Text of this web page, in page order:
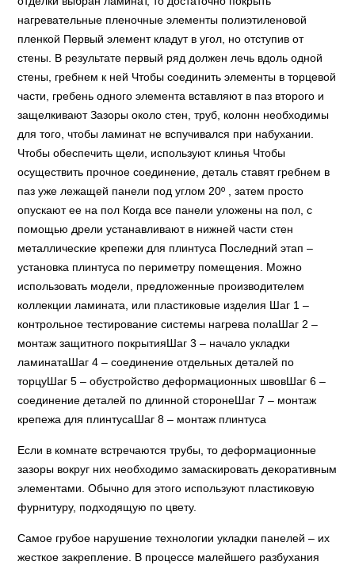
нагревательные пленочные элементы полиэтиленовой
пленкой Первый элемент кладут в угол, но отступив от
стены. В результате первый ряд должен лечь вдоль одной
стены, гребнем к ней Чтобы соединить элементы в торцевой
части, гребень одного элемента вставляют в паз второго и
защелкивают Зазоры около стен, труб, колонн необходимы
для того, чтобы ламинат не вспучивался при набухании.
Чтобы обеспечить щели, используют клинья Чтобы
осуществить прочное соединение, деталь ставят гребнем в
паз уже лежащей панели под углом 20º , затем просто
опускают ее на пол Когда все панели уложены на пол, с
помощью дрели устанавливают в нижней части стен
металлические крепежи для плинтуса Последний этап –
установка плинтуса по периметру помещения. Можно
использовать модели, предложенные производителем
коллекции ламината, или пластиковые изделия Шаг 1 –
контрольное тестирование системы нагрева полаШаг 2 –
монтаж защитного покрытияШаг 3 – начало укладки
ламинатаШаг 4 – соединение отдельных деталей по
торцуШаг 5 – обустройство деформационных швовШаг 6 –
соединение деталей по длинной сторонеШаг 7 – монтаж
крепежа для плинтусаШаг 8 – монтаж плинтуса
Если в комнате встречаются трубы, то деформационные
зазоры вокруг них необходимо замаскировать декоративным
элементами. Обычно для этого используют пластиковую
фурнитуру, подходящую по цвету.
Самое грубое нарушение технологии укладки панелей – их
жесткое закрепление. В процессе малейшего разбухания